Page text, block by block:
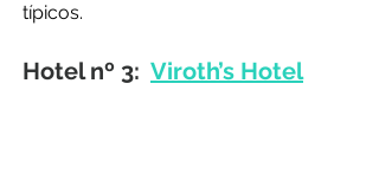
típicos.
Hotel nº 3: Viroth’s Hotel